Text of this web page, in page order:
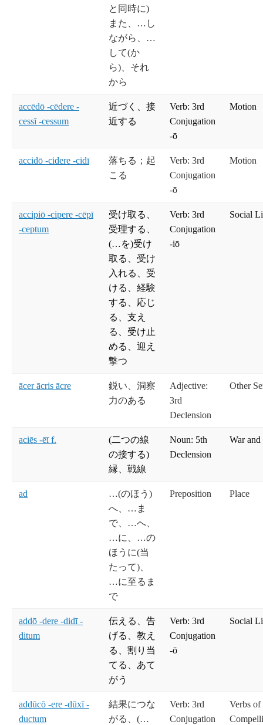
と同時に)
また、…し
ながら、…
して(か
ら)、それ
から
accēdō -cēdere -
cessī -cessum
近づく、接
近する
Verb: 3rd
Conjugation
-ō
Motion
accidō -cidere -cidī
落ちる；起
こる
Verb: 3rd
Conjugation
-ō
Motion
accipiō -cipere -cēpī
-ceptum
受け取る、
受理する、
(…を)受け
取る、受け
入れる、受
ける、経験
する、応じ
る、支え
る、受け止
める、迎え
撃つ
Verb: 3rd
Conjugation
-iō
Social
ācer ācris ācre
鋭い、洞察
力のある
Adjective:
3rd
Declension
Other
aciēs -ēī f.
(二つの線
の接する)
縁、戦線
Noun: 5th
Declension
War and
ad
…(のほう)
へ、…ま
で、…へ、
…に、…の
ほうに(当
たって)、
…に至るま
で
Preposition Place
addō -dere -didī -
ditum
伝える、告
げる、教え
る、割り当
てる、あて
がう
Verb: 3rd
Conjugation
-ō
Social
addūcō -ere -dūxī -
ductum
結果につな
がる、(…
Verb: 3rd
Conjugation
Verbs of